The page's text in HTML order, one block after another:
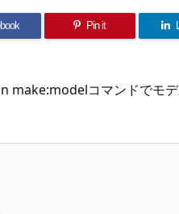
Pin it
make:modelコマンドでモ